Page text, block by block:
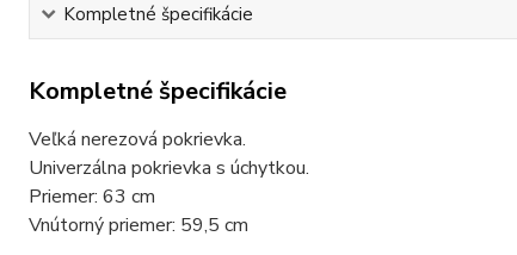
Kompletné špecifikácie
Kompletné špecifikácie
Veľká nerezová pokrievka.
Univerzálna pokrievka s úchytkou.
Priemer: 63 cm
Vnútorný priemer: 59,5 cm